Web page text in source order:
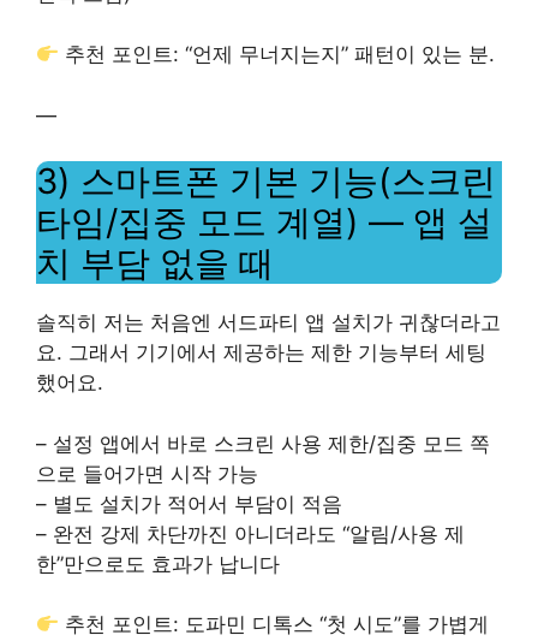
추천 포인트: “언제 무너지는지” 패턴이 있는 분.
—
3) 스마트폰 기본 기능(스크린
타임/집중 모드 계열) — 앱 설
치 부담 없을 때
솔직히 저는 처음엔 서드파티 앱 설치가 귀찮더라고
요. 그래서 기기에서 제공하는 제한 기능부터 세팅
했어요.
– 설정 앱에서 바로 스크린 사용 제한/집중 모드 쪽
으로 들어가면 시작 가능
– 별도 설치가 적어서 부담이 적음
– 완전 강제 차단까진 아니더라도 “알림/사용 제
한”만으로도 효과가 납니다
추천 포인트: 도파민 디톡스 “첫 시도”를 가볍게